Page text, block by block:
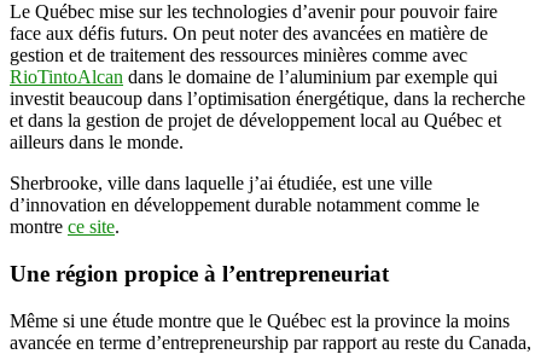
Le Québec mise sur les technologies d’avenir pour pouvoir faire
face aux défis futurs. On peut noter des avancées en matière de
gestion et de traitement des ressources minières comme avec
RioTintoAlcan dans le domaine de l’aluminium par exemple qui
investit beaucoup dans l’optimisation énergétique, dans la recherche
et dans la gestion de projet de développement local au Québec et
ailleurs dans le monde.
Sherbrooke, ville dans laquelle j’ai étudiée, est une ville
d’innovation en développement durable notamment comme le
montre ce site.
Une région propice à l’entrepreneuriat
Même si une étude montre que le Québec est la province la moins
avancée en terme d’entrepreneurship par rapport au reste du Canada,